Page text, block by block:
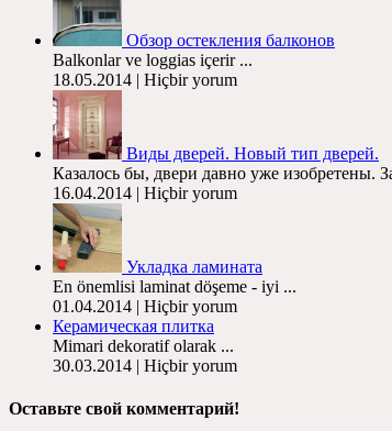
Обзор остекления балконов
Balkonlar ve loggias içerir ...
18.05.2014 | Hiçbir yorum
Виды дверей. Новый тип дверей.
Казалось бы, двери давно уже изобретены.
16.04.2014 | Hiçbir yorum
Укладка ламината
En önemlisi laminat döşeme - iyi ...
01.04.2014 | Hiçbir yorum
Керамическая плитка
Mimari dekoratif olarak ...
30.03.2014 | Hiçbir yorum
Оставьте свой комментарий!